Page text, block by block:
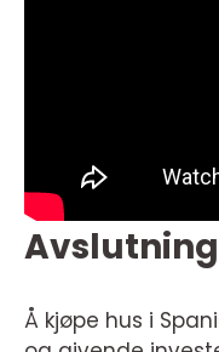
Avslutning
Å kjøpe hus i